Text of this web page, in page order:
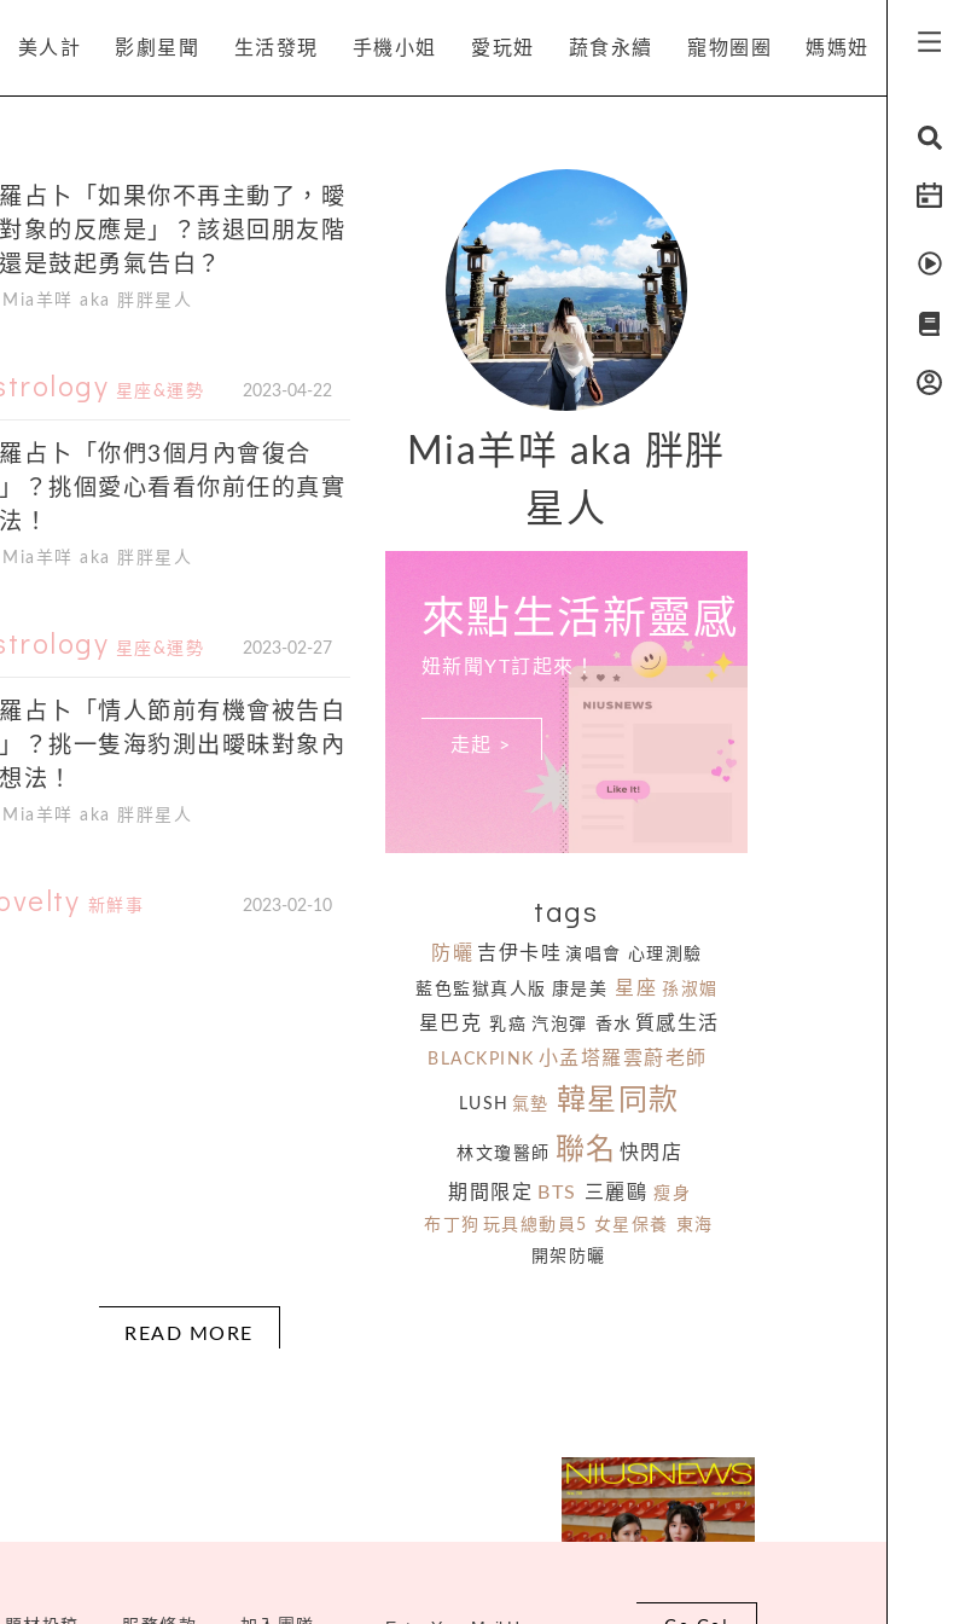
美人計 影劇星聞 生活發現 手機小姐 愛玩妞 蔬食永續 寵物圈圈 媽媽妞
占卜「如果你不再主動了，曖
象的反應是」？該退回朋友階
是鼓起勇氣告白？
羊咩 aka 胖胖星人
星座&運勢 2023-04-22
占卜「你們3個月內會復合
？挑個愛心看看你前任的真實
！
羊咩 aka 胖胖星人
星座&運勢 2023-02-27
占卜「情人節前有機會被告白
？挑一隻海豹測出曖昧對象內
法！
羊咩 aka 胖胖星人
新鮮事 2023-02-10
Mia羊咩 aka 胖胖
星人
來點生活新靈感
妞新聞YT訂起來！
走起 >
tags
防曬 吉伊卡哇 演唱會 心理測驗
藍色監獄真人版 康是美 星座 孫淑媚
星巴克 乳癌 汽泡彈 香水 質感生活
BLACKPINK 小孟塔羅雲蔚老師
LUSH 氣墊 韓星同款
林文瓊醫師 聯名 快閃店
期間限定 BTS 三麗鷗 瘦身
布丁狗 玩具總動員5 女星保養
東海
開架防曬
READ MORE